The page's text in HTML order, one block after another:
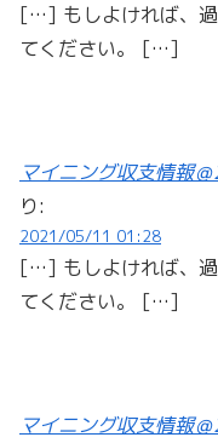
[…] もしよければ、過
てください。 […]
マイニング収支情報
り:
2021/05/11 01:28
[…] もしよければ、過
てください。 […]
マイニング収支情報